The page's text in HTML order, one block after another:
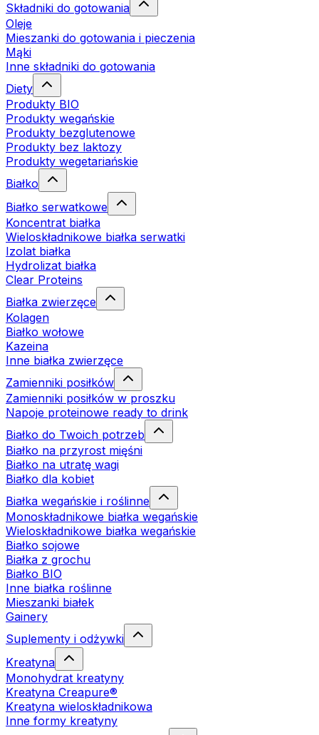
Składniki do gotowania
Oleje
Mieszanki do gotowania i pieczenia
Mąki
Inne składniki do gotowania
Diety
Produkty BIO
Produkty wegańskie
Produkty bezglutenowe
Produkty bez laktozy
Produkty wegetariańskie
Białko
Białko serwatkowe
Koncentrat białka
Wieloskładnikowe białka serwatki
Izolat białka
Hydrolizat białka
Clear Proteins
Białka zwierzęce
Kolagen
Białko wołowe
Kazeina
Inne białka zwierzęce
Zamienniki posiłków
Zamienniki posiłków w proszku
Napoje proteinowe ready to drink
Białko do Twoich potrzeb
Białko na przyrost mięśni
Białko na utratę wagi
Białko dla kobiet
Białka wegańskie i roślinne
Monoskładnikowe białka wegańskie
Wieloskładnikowe białka wegańskie
Białko sojowe
Białka z grochu
Białko BIO
Inne białka roślinne
Mieszanki białek
Gainery
Suplementy i odżywki
Kreatyna
Monohydrat kreatyny
Kreatyna Creapure®
Kreatyna wieloskładnikowa
Inne formy kreatyny